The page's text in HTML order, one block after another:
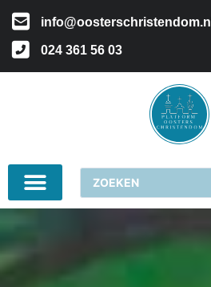
info@oosterschristendom.nl
024 361 56 03